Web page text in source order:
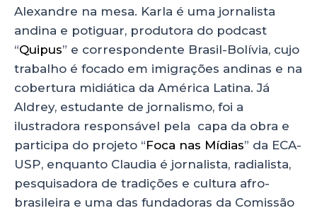
Alexandre na mesa. Karla é uma jornalista
andina e potiguar, produtora do podcast
“Quipus” e correspondente Brasil-Bolívia, cujo
trabalho é focado em imigrações andinas e na
cobertura midiática da América Latina. Já
Aldrey, estudante de jornalismo, foi a
ilustradora responsável pela capa da obra e
participa do projeto “Foca nas Mídias” da ECA-
USP, enquanto Claudia é jornalista, radialista,
pesquisadora de tradições e cultura afro-
brasileira e uma das fundadoras da Comissão